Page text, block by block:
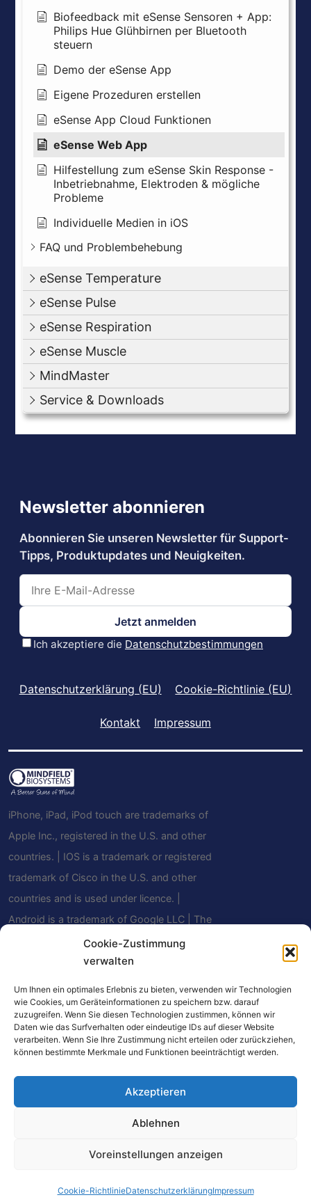
Cookie-Zustimmung
verwalten
Um Ihnen ein optimales Erlebnis zu bieten, verwenden wir Technologien
wie Cookies, um Geräteinformationen zu speichern bzw. darauf
zuzugreifen. Wenn Sie diesen Technologien zustimmen, können wir
Daten wie das Surfverhalten oder eindeutige IDs auf dieser Website
verarbeiten. Wenn Sie Ihre Zustimmung nicht erteilen oder zurückziehen,
können bestimmte Merkmale und Funktionen beeinträchtigt werden.
Akzeptieren
Ablehnen
Voreinstellungen anzeigen
Cookie-RichtlinieDatenschutzerklärungImpressum
Biofeedback mit eSense Sensoren + App:
Philips Hue Glühbirnen per Bluetooth
steuern
Demo der eSense App
Eigene Prozeduren erstellen
eSense App Cloud Funktionen
eSense Web App
Hilfestellung zum eSense Skin Response -
Inbetriebnahme, Elektroden & mögliche
Probleme
Individuelle Medien in iOS
FAQ und Problembehebung
eSense Temperature
eSense Pulse
eSense Respiration
eSense Muscle
MindMaster
Service & Downloads
Datenschutzerklärung (EU) Cookie-Richtlinie (EU)
Kontakt Impressum
iPhone, iPad, iPod touch are trademarks of
Apple Inc., registered in the U.S. and other
countries. | IOS is a trademark or registered
trademark of Cisco in the U.S. and other
countries and is used under licence. |
Android is a trademark of Google LLC | The
Bluetooth® word mark and logos are
registered trademarks owned by Bluetooth
Mindfield Biosystems Ltd. is under license.
Other trademarks and trade names are
those of their respective owners.
Links. Beim Kauf über diese Links erhalten wir
eine kleine Provision – für Sie entstehen keine
verdienen wir an qualifizierten Verkäufen.